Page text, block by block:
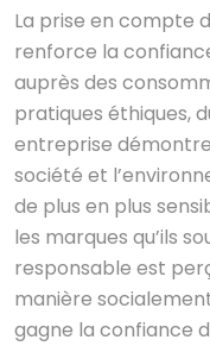
La prise en compte
renforce la
auprès des
pratiques éthiques,
entreprise
société et
de plus en plus
les marques qu’ils
responsable est
manière
gagne la confiance